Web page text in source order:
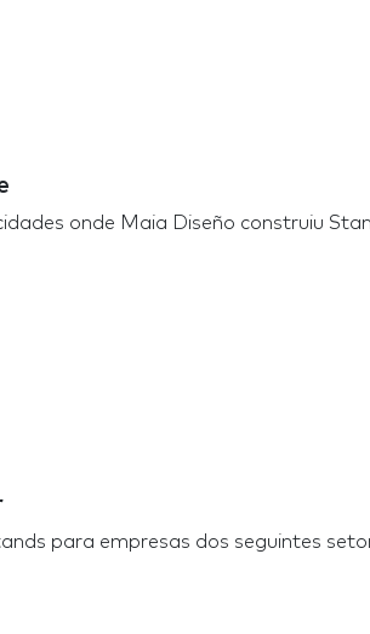
onde Maia Diseño construiu
para empresas dos seguintes